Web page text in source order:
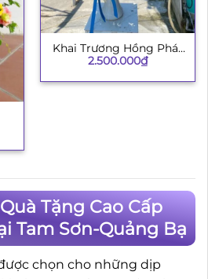
Khai Trương Hồng Phát
3
2.500.000₫
Tặng Cao Cấp
Tam Sơn-Quảng Bạ
chọn cho những dịp